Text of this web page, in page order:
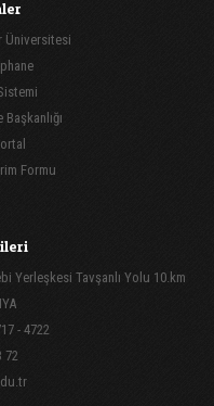
Üniversitesi
Formu
Yerleşkesi Tavşanlı Yolu 10.km
- 4722
72